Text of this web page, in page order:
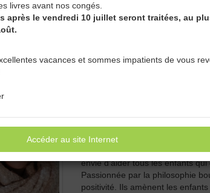
livres avant nos congés.
après le vendredi 10 juillet seront traitées, au
vacances et sommes impatients de vous
Accéder au site Internet
Institutrice maternelle de
maman de 5 enfants, Virginie
Pourquoi des livres jeunesse?
de toucher un enfant ou
Ses livres sont nés de ses
nombreuses lectures et
envie d'aider tous les enfants qui
Passionnée par la philosophie
positivité. Ils amènent les